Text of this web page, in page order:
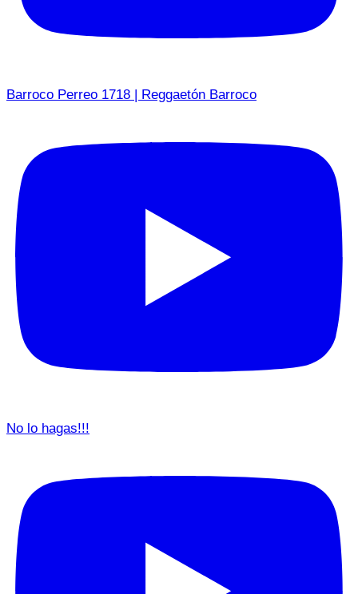
Barroco Perreo 1718 | Reggaetón Barroco
No lo hagas!!!